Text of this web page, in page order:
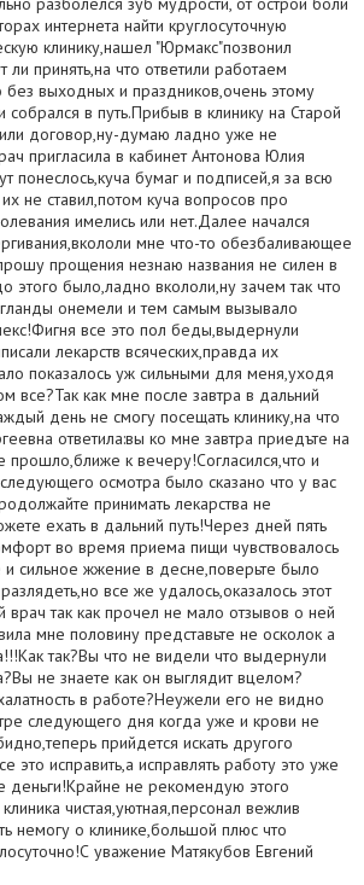
интернета найти круглосуточную
клинику,нашел "Юрмакс"позвонил
ли принять,на что ответили работаем
без выходных и праздников,очень этому
собрался в путь.Прибыв в клинику на Старой
договор,ну-думаю ладно уже не
пригласила в кабинет Антонова Юлия
понеслось,куча бумаг и подписей,я за всю
не ставил,потом куча вопросов про
имелись или нет.Далее начался
мне что-то обезбаливающее
прощения незнаю названия не силен в
этого было,ладно вкололи,ну зачем так что
онемели и тем самым вызывало
все это пол беды,выдернули
лекарств всяческих,правда их
показалось уж сильными для меня,уходя
все?Так как мне после завтра в дальний
день не смогу посещать клинику,на что
ответила:вы ко мне завтра приедъте на
прошло,ближе к вечеру!Согласился,что и
осмотра было сказано что у вас
принимать лекарства не
ехать в дальний путь!Через дней пять
во время приема пищи чувствовалось
и сильное жжение в десне,поверьте было
все же удалось,оказалось этот
врач так как прочел не мало отзывов о ней
мне половину представьте не осколок а
так?Вы что не видели что выдернули
не знаете как он выглядит вцелом?
в работе?Неужели его не видно
следующего дня когда уже и крови не
прийдется искать другого
это исправить,а исправлять работу это уже
деньги!Крайне не рекомендую этого
чистая,уютная,персонал вежлив
немогу о клинике,большой плюс что
уважение Матякубов Евгений